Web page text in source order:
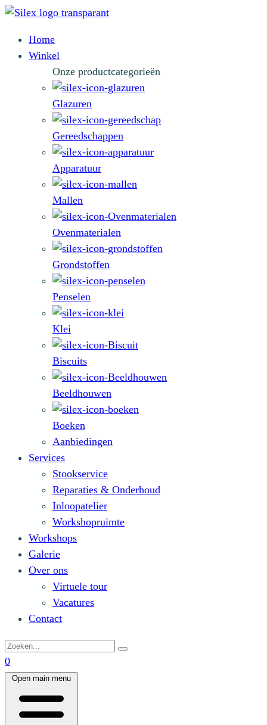
Home
Winkel
Onze productcategorieën
Glazuren
Gereedschappen
Apparatuur
Mallen
Ovenmaterialen
Grondstoffen
Penselen
Klei
Biscuits
Beeldhouwen
Boeken
Aanbiedingen
Services
Stookservice
Reparaties & Onderhoud
Inloopatelier
Workshopruimte
Workshops
Galerie
Over ons
Virtuele tour
Vacatures
Contact
0
Open main menu